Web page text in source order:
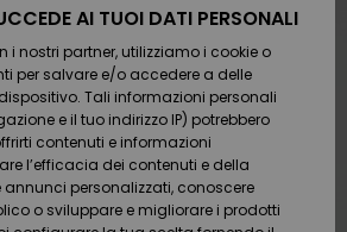
Calzature
e
infradito
Surf /
Acqua
Calzature
e
infradito
Surf /
Acqua
Da
Scoprire
Snow
Highlights
Comunità
Shop
Snow
Shop
Donna
Outlet
Donna
Pagamento
Buono regalo
Quiksilver
Freedom
AI TUOI DATI PERSONALI
i nostri partner, utilizziamo i cookie o
per salvare e/o accedere a delle
Tali informazioni personali
e il tuo indirizzo IP) potrebbero
contenuti e informazioni
l’efficacia dei contenuti e della
annunci personalizzati, conoscere
o sviluppare e migliorare i prodotti